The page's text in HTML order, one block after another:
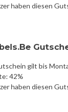
haben diesen
gilt bis
42%
haben diesen